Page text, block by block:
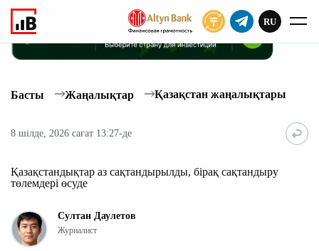
ЖАЗЫЛУ
RU
Басты Жаңалықтар Қазақстан жаңалықтары
8 шілде, 2026 сағат 13:27-де
Қазақстандықтар аз сақтандырылды, бірақ сақтандыру
төлемдері өсуде
Султан Даулетов
Журналист